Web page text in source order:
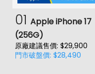
01 Apple iPhone 17
(256G)
原廠建議售價: $29,900
門市破盤價: $28,490